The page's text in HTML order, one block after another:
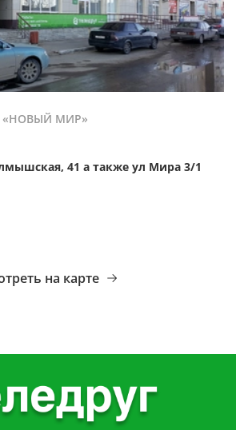
«НОВЫЙ МИР»
41 а также ул Мира 3/1
на карте